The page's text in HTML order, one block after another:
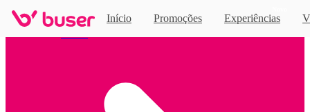
Início Promoções Experiências